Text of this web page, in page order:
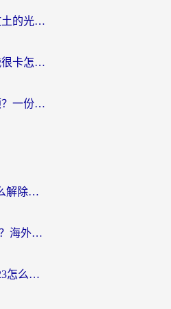
在异国他乡，寻找连接故土的光明大陆免费加速器
在海外玩坦克世界闪击战很卡怎么办？老玩家亲测有效的加速器选择指南
欧洲怎么玩新诛仙不卡顿？一份给海外游子的国服游戏畅玩指南
优酷手机app地域限制怎么解除？海外党亲测有效的追剧方案
全民K歌国外如何听原唱？海外党亲测有效的回国加速器选择指南
在海外如果使用交管12123怎么处理？留学生亲测有效的回国加速方案